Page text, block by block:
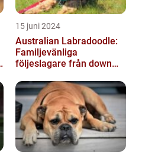
15 juni 2024
Australian Labradoodle:
Familjevänliga
följeslagare från down